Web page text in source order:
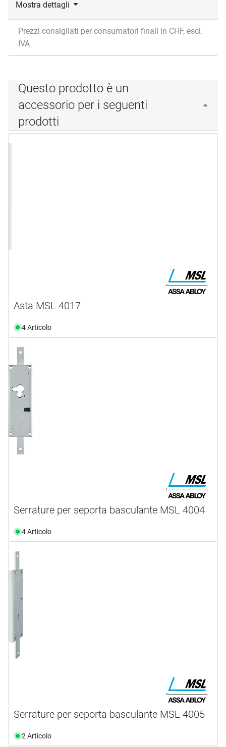
Mostra dettagli
Prezzi consigliati per consumatori finali in CHF, escl.
IVA
Questo prodotto è un
accessorio per i seguenti
prodotti
Asta MSL 4017
4 Articolo
Serrature per seporta basculante MSL 4004
4 Articolo
Serrature per seporta basculante MSL 4005
2 Articolo